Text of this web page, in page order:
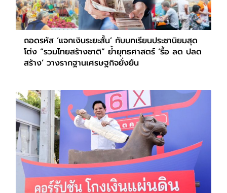
ถอดรหัส ‘แจกเงินระยะสั้น’ กับบทเรียนประชานิยมสุด
โต่ง “รวมไทยสร้างชาติ” ย้ำยุทธศาสตร์ ‘รื้อ ลด ปลด
สร้าง’ วางรากฐานเศรษฐกิจยั่งยืน